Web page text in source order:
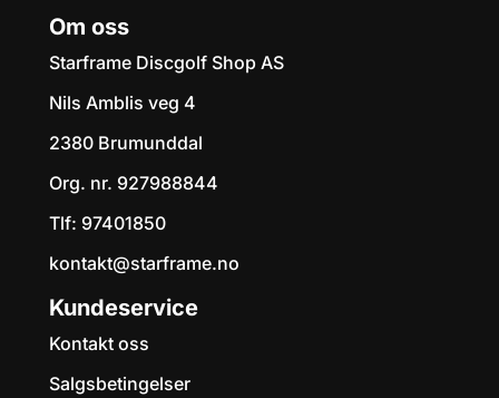
Om oss
Starframe Discgolf Shop AS
Nils Amblis veg 4
2380 Brumunddal
Org. nr. 927988844
Tlf: 97401850
kontakt@starframe.no
Kundeservice
Kontakt oss
Salgsbetingelser